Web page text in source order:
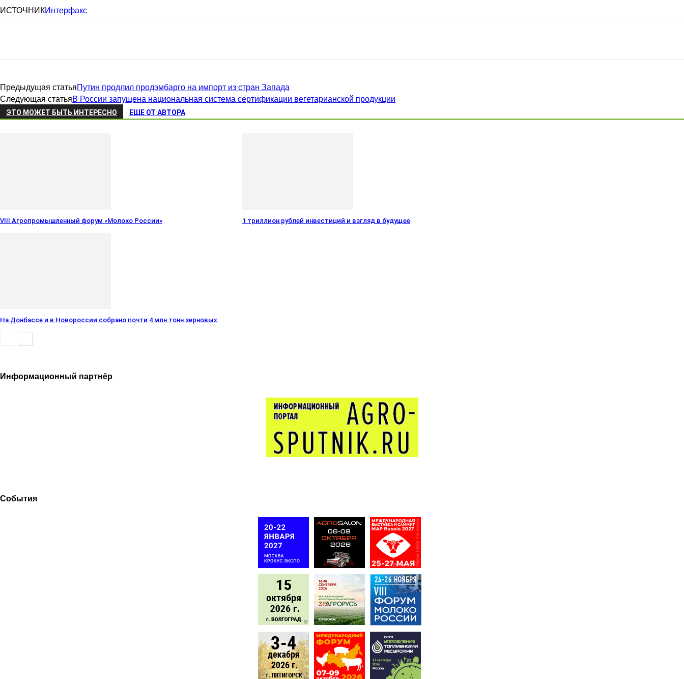
ИСТОЧНИКИнтерфакс
Предыдущая статьяПутин продлил продэмбарго на импорт из стран Запада
Следующая статьяВ России запущена национальная система сертификации вегетарианской продукции
ЭТО МОЖЕТ БЫТЬ ИНТЕРЕСНО ЕЩЕ ОТ АВТОРА
VIII Агропромышленный форум «Молоко России» 1 триллион рублей инвестиций и взгляд в будущее
На Донбассе и в Новороссии собрано почти 4 млн тонн зерновых
Информационный партнёр
События